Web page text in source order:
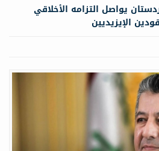
يواصل التزامه الأخلاقي
الإيزيديين